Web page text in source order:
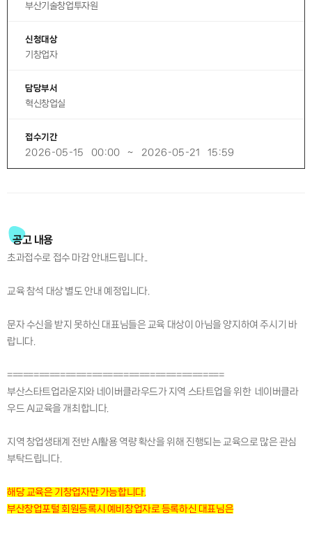
부산기술창업투자원
신청대상
기창업자
담당부서
혁신창업실
접수기간
2026-05-15 00:00 ~ 2026-05-21 15:59
공고 내용
초과접수로 접수 마감 안내드립니다..
교육 참석 대상 별도 안내 예정입니다.
문자 수신을 받지 못하신 대표님들은 교육 대상이 아님을 양지하여 주시기 바
랍니다.
=========================================
부산스타트업라운지와 네이버클라우드가 지역 스타트업을 위한 네이버클라
우드 AI교육을 개최합니다.
지역 창업생태계 전반 AI활용 역량 확산을 위해 진행되는 교육으로 많은 관심
부탁드립니다.
해당 교육은 기창업자만 가능합니다.
부산창업포털 회원등록시 예비창업자로 등록하신 대표님은